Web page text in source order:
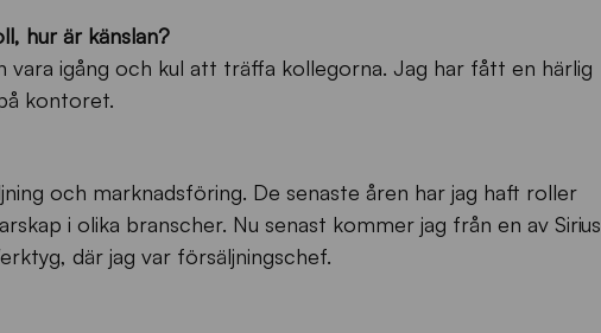
hur är känslan?
igång och kul att träffa kollegorna. Jag har fått en härlig
kontoret.
och marknadsföring. De senaste åren har jag haft roller
i olika branscher. Nu senast kommer jag från en av Sirius
där jag var försäljningschef.